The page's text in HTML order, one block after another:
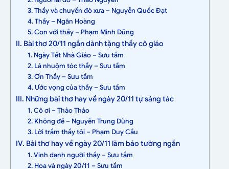
3. Thầy và chuyến đò xưa – Nguyễn Quốc Đạt
4. Thầy – Ngân Hoàng
5. Con với thầy – Phạm Minh Dũng
II. Bài thơ 20/11 ngắn dành tặng thầy cô giáo
1. Ngày Tết Nhà Giáo – Sưu tầm
2. Lá nhuộm tóc thầy – Sưu tầm
3. Ơn Thầy – Sưu tầm
4. Ước vọng của thầy – Sưu tầm
III. Những bài thơ hay về ngày 20/11 tự sáng tác
1. Cô ơi – Thảo Thảo
2. Không đề – Nguyễn Trung Dũng
3. Lời trầm thầy tôi – Phạm Duy Cầu
IV. Bài thơ hay về ngày 20/11 làm báo tường ngắn
1. Vinh danh người thầy – Sưu tầm
2. Hoa và ngày 20/11 – Sưu tầm